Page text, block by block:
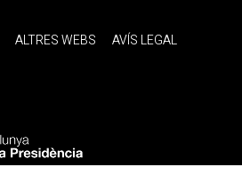
ALTRES WEBS
AVÍS LEGAL